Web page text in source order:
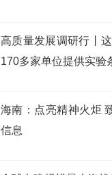
高质量发展调研行丨
170多家单位提供实验
海南：点亮精神火炬
信息